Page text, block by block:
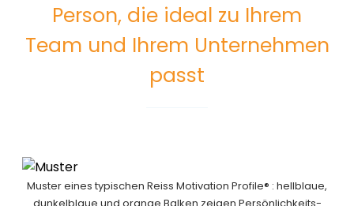
Person, die ideal zu Ihrem
Team und Ihrem Unternehmen
passt
Muster eines typischen Reiss Motivation Profile® : hellblaue,